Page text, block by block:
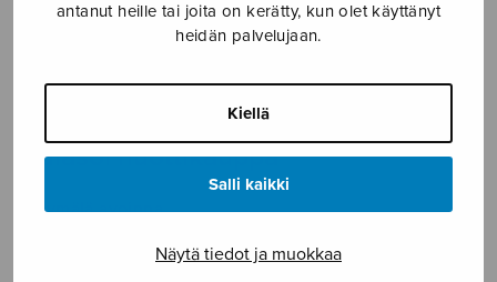
antanut heille tai joita on kerätty, kun olet käyttänyt
heidän palvelujaan.
Kiellä
Salli kaikki
Näytä tiedot ja muokkaa
YKSINLAULU
YLEINEN
Sulasol nuottikauppa
Myymälä avoinna